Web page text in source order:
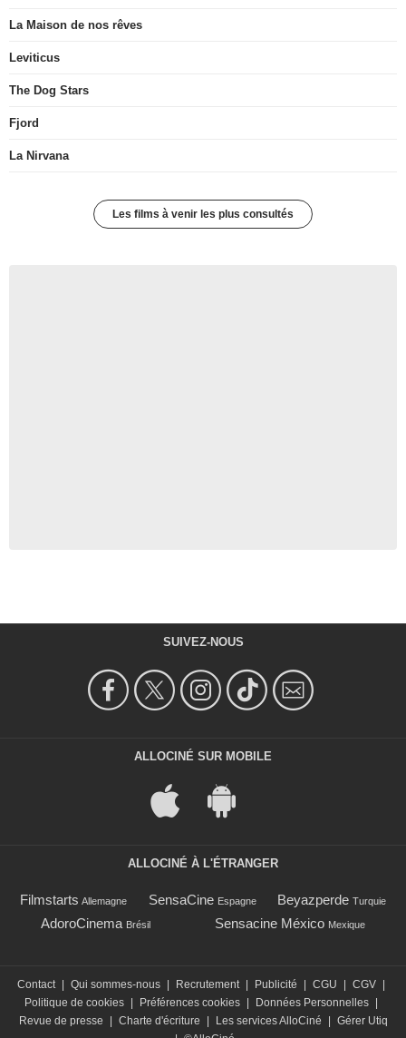
La Maison de nos rêves
Leviticus
The Dog Stars
Fjord
La Nirvana
Les films à venir les plus consultés
SUIVEZ-NOUS
ALLOCINÉ SUR MOBILE
ALLOCINÉ À L'ÉTRANGER
Filmstarts Allemagne SensaCine Espagne Beyazperde Turquie
AdoroCinema Brésil Sensacine México Mexique
Contact Qui sommes-nous Recrutement Publicité CGU CGV
Politique de cookies
Préférences cookies Données Personnelles
Revue de presse
Charte d'écriture Les services AlloCiné
Gérer Utiq